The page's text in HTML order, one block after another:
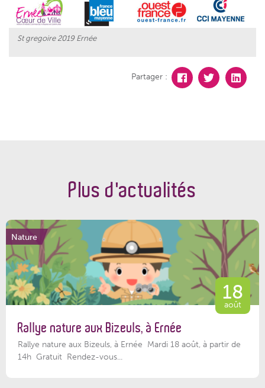
St gregoire 2019 Ernée
Partager :
Plus d'actualités
Nature
18
août
Rallye nature aux Bizeuls, à Ernée
Rallye nature aux Bizeuls, à Ernée Mardi 18 août, à partir de
14h Gratuit Rendez-vous...